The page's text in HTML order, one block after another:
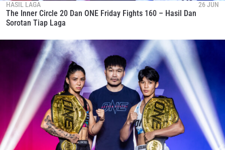
HASIL LAGA 26 JUN
The Inner Circle 20 Dan ONE Friday Fights 160 – Hasil Dan
Sorotan Tiap Laga